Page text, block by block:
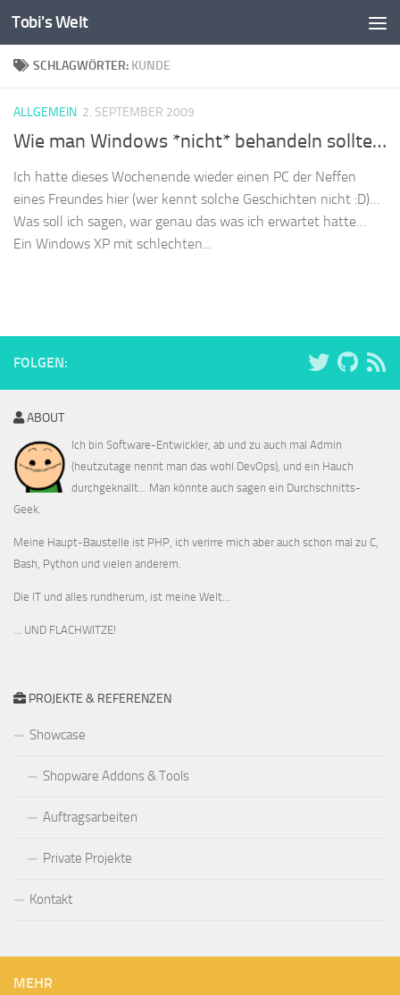
Zum Inhalt springen
Tobi's Welt
SCHLAGWÖRTER: KUNDE
ALLGEMEIN 2. SEPTEMBER 2009
Wie man Windows *nicht* behandeln sollte…
Ich hatte dieses Wochenende wieder einen PC der Neffen
eines Freundes hier (wer kennt solche Geschichten nicht :D)…
Was soll ich sagen, war genau das was ich erwartet hatte…
Ein Windows XP mit schlechten...
FOLGEN:
ABOUT
Ich bin Software-Entwickler, ab und zu auch mal Admin
(heutzutage nennt man das wohl DevOps), und ein Hauch
durchgeknallt... Man könnte auch sagen ein Durchschnitts-
Geek.
Meine Haupt-Baustelle ist PHP, ich verirre mich aber auch schon mal zu C,
Bash, Python und vielen anderem.
Die IT und alles rundherum, ist meine Welt...
… UND FLACHWITZE!
PROJEKTE & REFERENZEN
Showcase
Shopware Addons & Tools
Auftragsarbeiten
Private Projekte
Kontakt
MEHR